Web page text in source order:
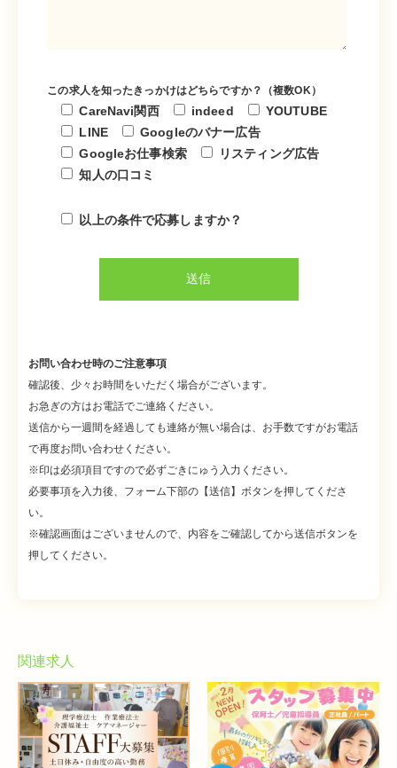
この求人を知ったきっかけはどちらですか？（複数OK）
CareNavi関西 indeed
YOUTUBE
LINE
Googleのバナー広告
Googleお仕事検索
リスティング広告
知人の口コミ
以上の条件で応募しますか？
お問い合わせ時のご注意事項
確認後、少々お時間をいただく場合がございます。
お急ぎの方はお電話でご連絡ください。
送信から一週間を経過しても連絡が無い場合は、お手数ですがお電話
で再度お問い合わせください。
※印は必須項目ですので必ずごきにゅう入力ください。
必要事項を入力後、フォーム下部の【送信】ボタンを押してくださ
い。
※確認画面はございませんので、内容をご確認してから送信ボタンを
押してください。
関連求人